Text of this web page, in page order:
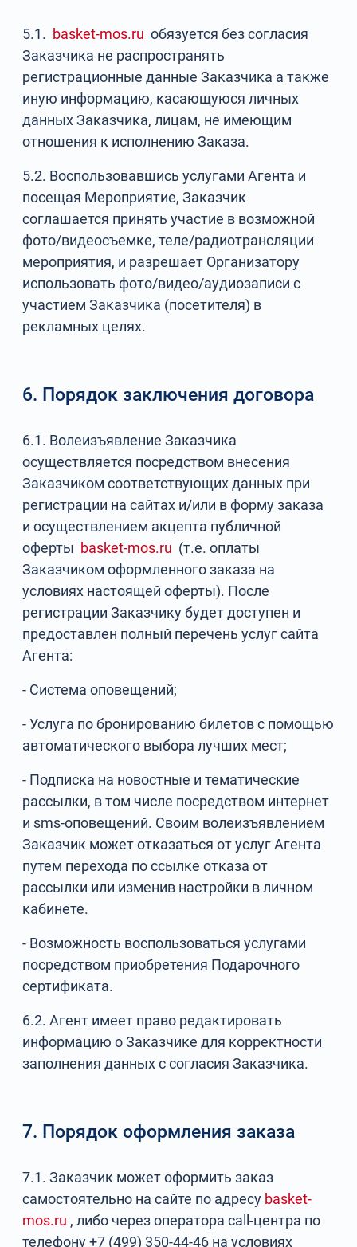
5.1. basket-mos.ru обязуется без согласия
Заказчика не распространять
регистрационные данные Заказчика а также
иную информацию, касающуюся личных
данных Заказчика, лицам, не имеющим
отношения к исполнению Заказа.
5.2. Воспользовавшись услугами Агента и
посещая Мероприятие, Заказчик
соглашается принять участие в возможной
фото/видеосъемке, теле/радиотрансляции
мероприятия, и разрешает Организатору
использовать фото/видео/аудиозаписи с
участием Заказчика (посетителя) в
рекламных целях.
6. Порядок заключения договора
6.1. Волеизъявление Заказчика
осуществляется посредством внесения
Заказчиком соответствующих данных при
регистрации на сайтах и/или в форму заказа
и осуществлением акцепта публичной
оферты basket-mos.ru (т.е. оплаты
Заказчиком оформленного заказа на
условиях настоящей оферты). После
регистрации Заказчику будет доступен и
предоставлен полный перечень услуг сайта
Агента:
- Система оповещений;
- Услуга по бронированию билетов с помощью
автоматического выбора лучших мест;
- Подписка на новостные и тематические
рассылки, в том числе посредством интернет
и sms-оповещений. Своим волеизъявлением
Заказчик может отказаться от услуг Агента
путем перехода по ссылке отказа от
рассылки или изменив настройки в личном
кабинете.
- Возможность воспользоваться услугами
посредством приобретения Подарочного
сертификата.
6.2. Агент имеет право редактировать
информацию о Заказчике для корректности
заполнения данных с согласия Заказчика.
7. Порядок оформления заказа
7.1. Заказчик может оформить заказ
самостоятельно на сайте по адресу basket-
mos.ru , либо через оператора call-центра по
телефону +7 (499) 350-44-46 на условиях